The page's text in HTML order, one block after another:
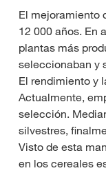
El mejoramiento
12 000 años. En
plantas más
seleccionaban y
El rendimiento y
Actualmente,
selección.
silvestres,
Visto de esta
en los cereales